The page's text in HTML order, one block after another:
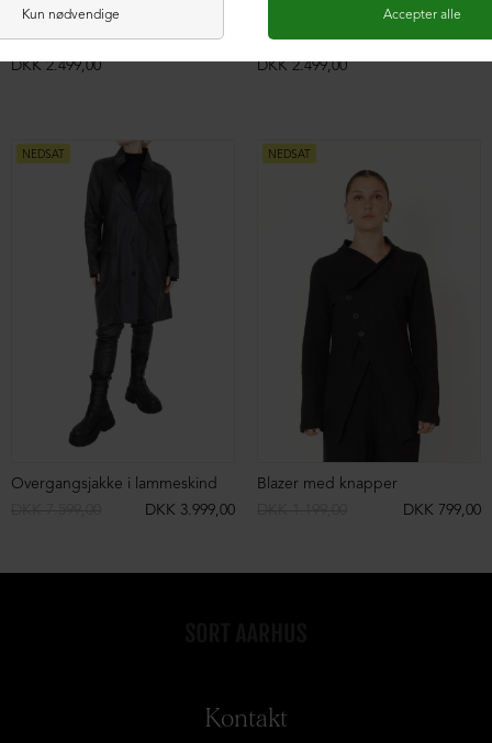
Cardigan i uld med knapper
DKK 2.499,00
Cardigan i uld med knapper
DKK 2.499,00
NEDSAT
Overgangsjakke i lammeskind
DKK 3.999,00
NEDSAT
Blazer med knapper
DKK 799,00
Kontakt